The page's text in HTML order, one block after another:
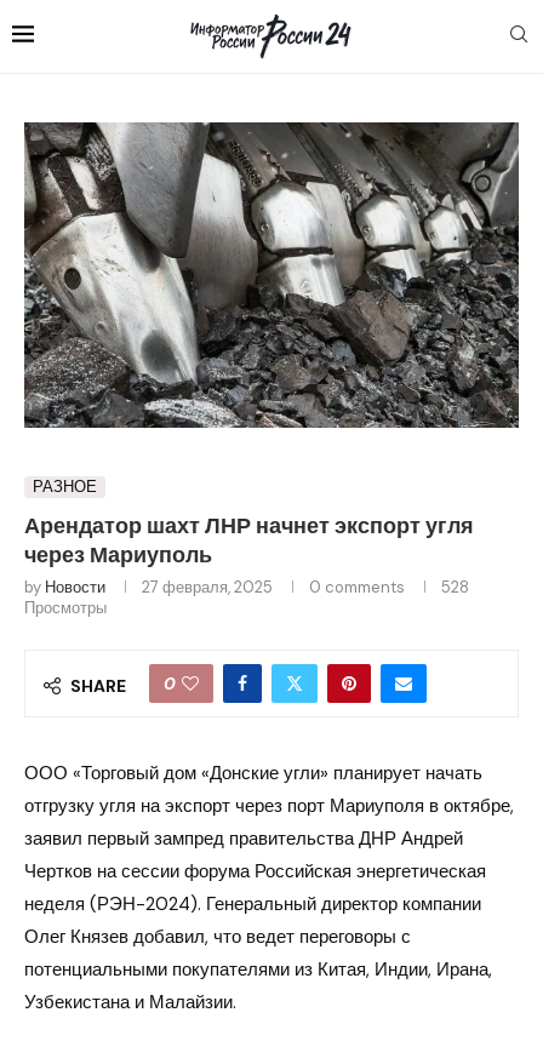
РАЗНОЕ
Арендатор шахт ЛНР начнет экспорт угля
через Мариуполь
by Новости 27 февраля, 2025 0 comments
528
Просмотры
SHARE 0
ООО «Торговый дом «Донские угли» планирует начать
отгрузку угля на экспорт через порт Мариуполя в октябре,
заявил первый зампред правительства ДНР Андрей
Чертков на сессии форума Российская энергетическая
неделя (РЭН-2024). Генеральный директор компании
Олег Князев добавил, что ведет переговоры с
потенциальными покупателями из Китая, Индии, Ирана,
Узбекистана и Малайзии.